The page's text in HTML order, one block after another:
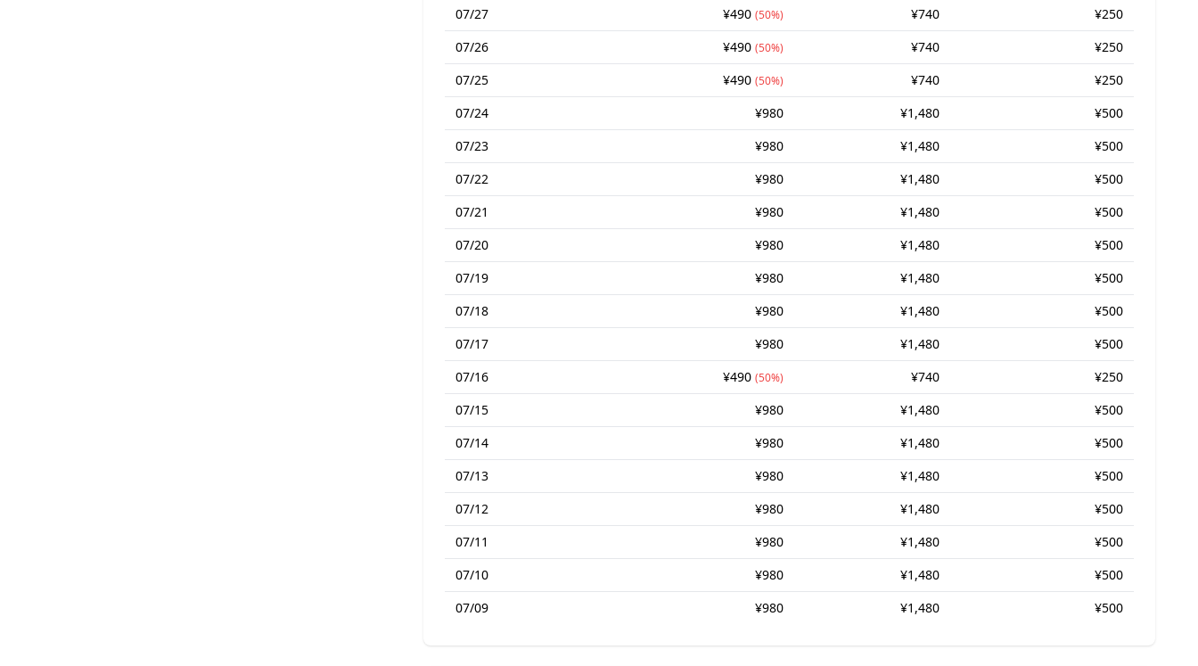
07/27
¥490 (50%) ¥740
¥250
07/26
¥490 (50%) ¥740
¥250
07/25
¥490 (50%) ¥740
¥250
07/24
¥980 ¥1,480
¥500
07/23
¥980 ¥1,480
¥500
07/22
¥980 ¥1,480
¥500
07/21
¥980 ¥1,480
¥500
07/20
¥980 ¥1,480
¥500
07/19
¥980 ¥1,480
¥500
07/18
¥980 ¥1,480
¥500
07/17
¥980 ¥1,480
¥500
07/16
¥490 (50%) ¥740
¥250
07/15
¥980 ¥1,480
¥500
07/14
¥980 ¥1,480
¥500
07/13
¥980 ¥1,480
¥500
07/12
¥980 ¥1,480
¥500
07/11
¥980 ¥1,480
¥500
07/10
¥980 ¥1,480
¥500
07/09
¥980 ¥1,480 ¥500